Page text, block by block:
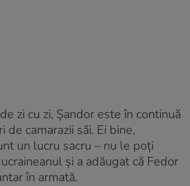
zi cu zi, Șandor este în continuă
de camarazii săi. Ei bine,
un lucru sacru – nu le poți
și a adăugat că Fedor
în armată.